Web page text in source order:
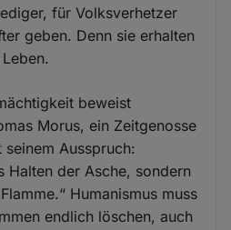
für Volksverhetzer
geben. Denn sie erhalten
beweist
Morus, ein Zeitgenosse
Ausspruch:
Halten der Asche, sondern
Humanismus muss
endlich löschen, auch